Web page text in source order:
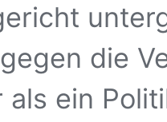
die
ein